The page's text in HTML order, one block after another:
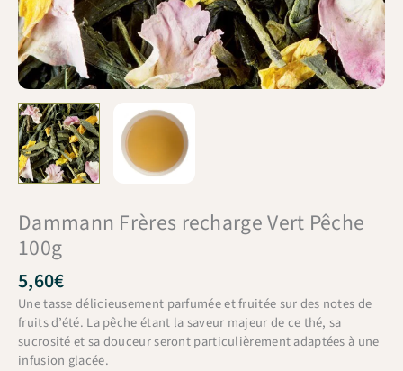
Dammann Frères recharge Vert Pêche
100g
5,60€
Une tasse délicieusement parfumée et fruitée sur des notes de
fruits d’été. La pêche étant la saveur majeur de ce thé, sa
sucrosité et sa douceur seront particulièrement adaptées à une
infusion glacée.